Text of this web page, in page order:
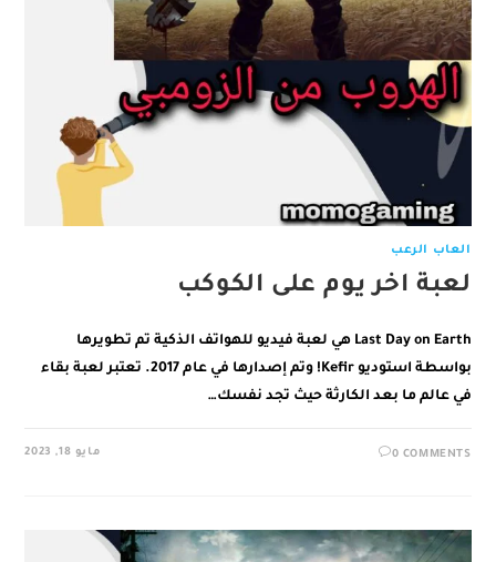
العاب الرعب
لعبة اخر يوم على الكوكب
Last Day on Earth هي لعبة فيديو للهواتف الذكية تم تطويرها
بواسطة استوديو Kefir! وتم إصدارها في عام 2017. تعتبر لعبة بقاء
في عالم ما بعد الكارثة حيث تجد نفسك…
0 COMMENTS مايو 18, 2023